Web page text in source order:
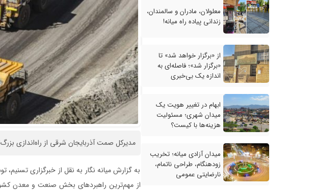
معلولان، مادران و سالمندان،
زندانی پیاده راه میانه!
از «برگزار خواهد شد» تا
«برگزار شد»؛ فاصله‌ای به
اندازه یک بی‌خبری
ابهام در تغییر هویت یک
میدان شهری؛ مسئولیت
هزینه‌ها با کیست؟
میدان آزادی میانه؛ تخریب
زودهنگام، طراحی ناتمام،
نارضایتی عمومی
مدیرکل صمت آذربایجان شرقی از راه‌اندازی
به گزارش میانه نگار به نقل از خبرگزاری
از مهم‌ترین راهبردهای بخش صنعت و معدن